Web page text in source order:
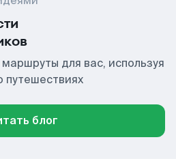
для вас, используя
путешествиях
блог